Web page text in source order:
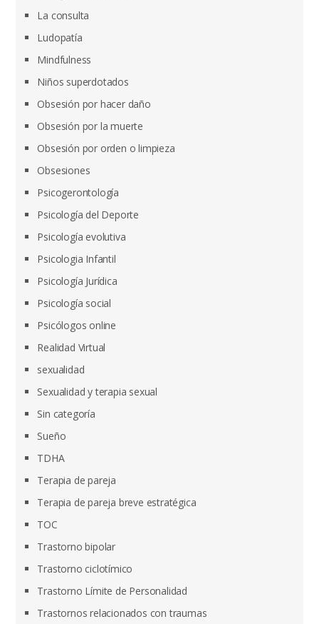
La consulta
Ludopatía
Mindfulness
Niños superdotados
Obsesión por hacer daño
Obsesión por la muerte
Obsesión por orden o limpieza
Obsesiones
Psicogerontología
Psicología del Deporte
Psicología evolutiva
Psicologia Infantil
Psicología Jurídica
Psicología social
Psicólogos online
Realidad Virtual
sexualidad
Sexualidad y terapia sexual
Sin categoría
Sueño
TDHA
Terapia de pareja
Terapia de pareja breve estratégica
TOC
Trastorno bipolar
Trastorno ciclotímico
Trastorno Límite de Personalidad
Trastornos relacionados con traumas